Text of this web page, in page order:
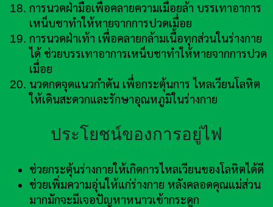
การนวดฝ่ามือเพื่อคลายความเมื่อยล้า บรรเทาอาการ
เหน็บชาทำให้หายจากการปวดเมื่อย
การนวดฝ่าเท้า เพื่อคลายกล้ามเนื้อทุกส่วนในร่างกาย
ได้ ช่วยบรรเทาอาการเหน็บชาทำให้หายจากการปวด
เมื่อย
นวดกดจุดแนวกำดัน เพื่อกระตุ้นการ ไหลเวียนโลหิต
ให้เดินสะดวกและรักษาอุณหภูมิในร่างกาย
ประโยชน์ของการอยู่ไฟ
ช่วยกระตุ้นร่างกายให้เกิดการไหลเวียนของโลหิตได้ดี
ช่วยเพิ่มความอุ่นให้แก่ร่างกาย หลังคลอดคุณแม่ส่วน
มากมักจะมีเจอปัญหาหนาวเข้ากระดูก